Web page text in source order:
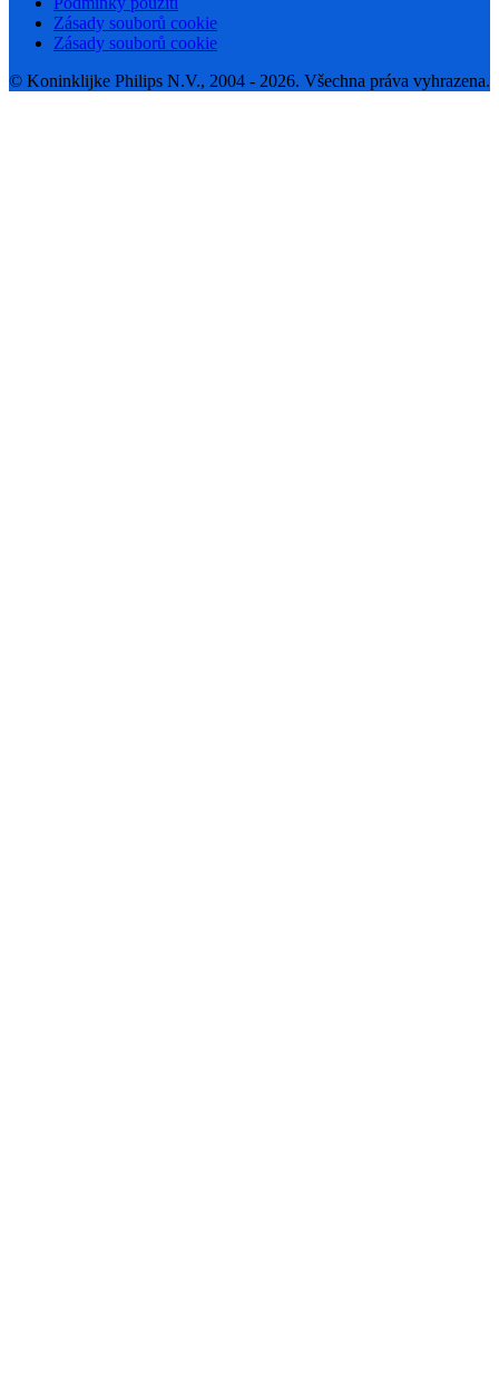
Zásady souborů cookie
Zásady souborů cookie
© Koninklijke Philips N.V., 2004 - 2026. Všechna práva vyhrazena.